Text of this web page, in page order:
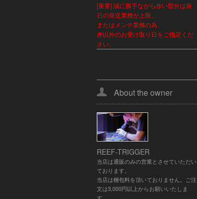
[重要] 誠に勝手ながら赤い部分は前
日の発送業務が上限、
またはメンテ業務の為、
赤以外のお受け取り日をご指定くだ
さい。
About the owner
REEF-TRIGGER
当店は通販のみの営業とさせていただい
ております。
当店は梱包料を頂いておりません。ご注
文は3,000円以上からお願いいたしま